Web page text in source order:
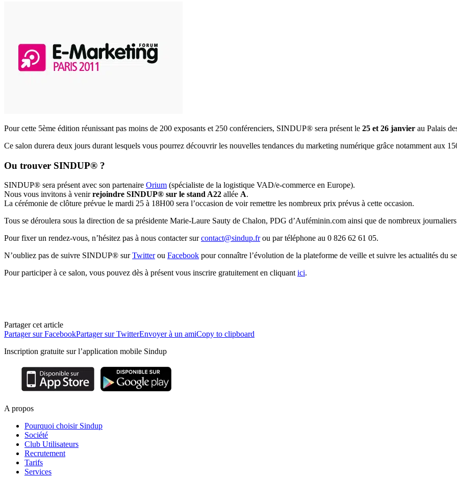
Pour cette 5ème édition réunissant pas moins de 200 exposants et 250 conférenciers, SINDUP® sera présent le 25 et 26 janvier au Palais
Ce salon durera deux jours durant lesquels vous pourrez découvrir les nouvelles tendances du marketing numérique grâce notamment aux
Ou trouver SINDUP® ?
SINDUP® sera présent avec son partenaire Orium (spécialiste de la logistique VAD/e-commerce en Europe).
Nous vous invitons à venirrejoindre SINDUP® sur le stand A22 allée A.
La cérémonie de clôture prévue le mardi 25 à 18H00 sera l’occasion de voir remettre les nombreux prix prévus à cette occasion.
Tous se déroulera sous la direction de sa présidente Marie-Laure Sauty de Chalon, PDG d’Auféminin.com ainsi que de nombreux
Pour fixer un rendez-vous, n’hésitez pas à nous contacter surcontact@sindup.frou par téléphone au 0 826 62 61 05.
N’oubliez pas de suivre SINDUP® surTwitterou Facebook pour connaître l’évolution de la plateforme de veille et suivre les actualités du
Pour participer à ce salon, vous pouvez dès à présent vous inscrire gratuitement en cliquant ici.
Partager cet article
Partager sur FacebookPartager sur TwitterEnvoyer à un amiCopy to clipboard
Inscription gratuite sur l’application mobile Sindup
A propos
Pourquoi choisir Sindup
Société
Club Utilisateurs
Recrutement
Tarifs
Services